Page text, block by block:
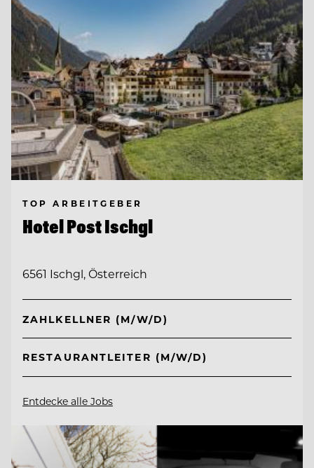
TOP ARBEITGEBER
Hotel Post Ischgl
6561 Ischgl, Österreich
ZAHLKELLNER (M/W/D)
RESTAURANTLEITER (M/W/D)
Entdecke alle Jobs